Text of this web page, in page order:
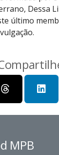
Dessa
último
MPB